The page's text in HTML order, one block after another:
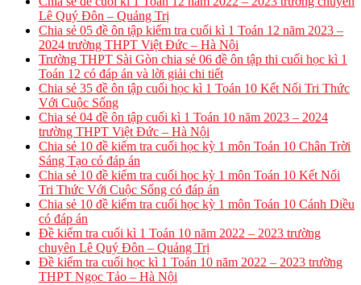
Lê Quý Đôn – Quảng Trị
Chia sẻ 05 đề ôn tập kiểm tra cuối kì 1 Toán 12 năm 2023 –
2024 trường THPT Việt Đức – Hà Nội
Trường THPT Sài Gòn chia sẻ 06 đề ôn tập thi cuối học kì 1
Toán 12 có đáp án và lời giải chi tiết
Chia sẻ 35 đề ôn tập cuối học kì 1 Toán 10 Kết Nối Tri Thức
Với Cuộc Sống
Chia sẻ 04 đề ôn tập cuối kì 1 Toán 10 năm 2023 – 2024
trường THPT Việt Đức – Hà Nội
Chia sẻ 10 đề kiểm tra cuối học kỳ 1 môn Toán 10 Chân Trời
Sáng Tạo có đáp án
Chia sẻ 10 đề kiểm tra cuối học kỳ 1 môn Toán 10 Kết Nối
Tri Thức Với Cuộc Sống có đáp án
Chia sẻ 10 đề kiểm tra cuối học kỳ 1 môn Toán 10 Cánh Diều
có đáp án
Đề kiểm tra cuối kì 1 Toán 10 năm 2022 – 2023 trường
chuyên Lê Quý Đôn – Quảng Trị
Đề kiểm tra cuối học kì 1 Toán 10 năm 2022 – 2023 trường
THPT Ngọc Tảo – Hà Nội